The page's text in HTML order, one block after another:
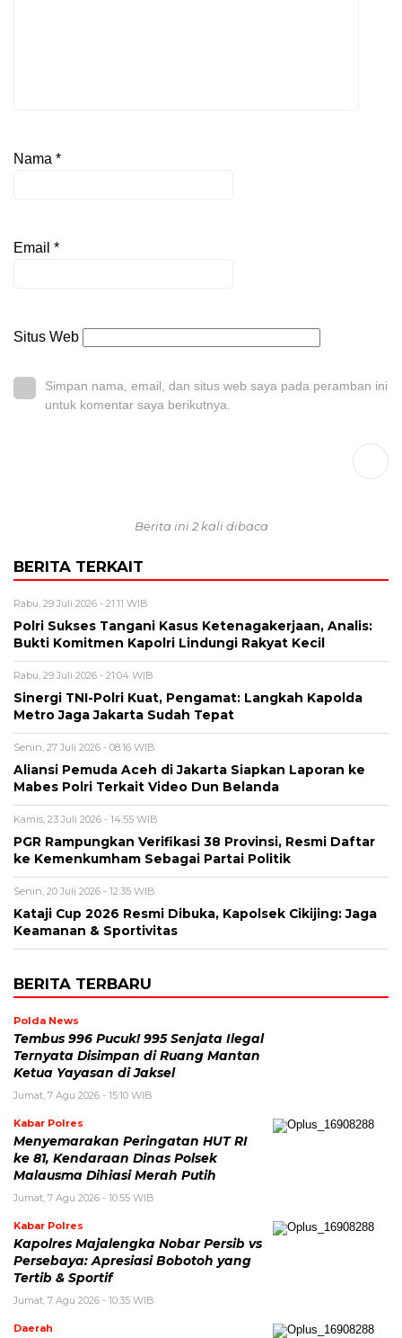
Nama *
Email *
Situs Web
Simpan nama, email, dan situs web saya pada peramban ini
untuk komentar saya berikutnya.
Berita ini 2 kali dibaca
BERITA TERKAIT
Rabu, 29 Juli 2026 - 21:11 WIB
Polri Sukses Tangani Kasus Ketenagakerjaan, Analis:
Bukti Komitmen Kapolri Lindungi Rakyat Kecil
Rabu, 29 Juli 2026 - 21:04 WIB
Sinergi TNI-Polri Kuat, Pengamat: Langkah Kapolda
Metro Jaga Jakarta Sudah Tepat
Senin, 27 Juli 2026 - 08:16 WIB
Aliansi Pemuda Aceh di Jakarta Siapkan Laporan ke
Mabes Polri Terkait Video Dun Belanda
Kamis, 23 Juli 2026 - 14:55 WIB
PGR Rampungkan Verifikasi 38 Provinsi, Resmi Daftar
ke Kemenkumham Sebagai Partai Politik
Senin, 20 Juli 2026 - 12:35 WIB
Kataji Cup 2026 Resmi Dibuka, Kapolsek Cikijing: Jaga
Keamanan & Sportivitas
BERITA TERBARU
Polda News
Tembus 996 Pucuk! 995 Senjata Ilegal
Ternyata Disimpan di Ruang Mantan
Ketua Yayasan di Jaksel
Jumat, 7 Agu 2026 - 15:10 WIB
Kabar Polres
Menyemarakan Peringatan HUT RI
ke 81, Kendaraan Dinas Polsek
Malausma Dihiasi Merah Putih
Jumat, 7 Agu 2026 - 10:55 WIB
Kabar Polres
Kapolres Majalengka Nobar Persib vs
Persebaya: Apresiasi Bobotoh yang
Tertib & Sportif
Jumat, 7 Agu 2026 - 10:35 WIB
Daerah